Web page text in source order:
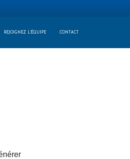
REJOIGNEZ L’ÉQUIPE CONTACT